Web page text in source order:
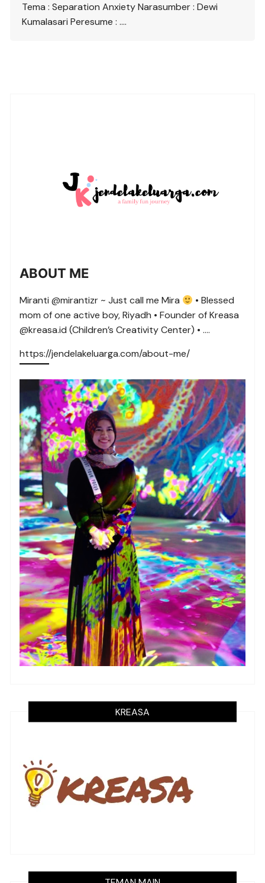
Tema : Separation Anxiety Narasumber : Dewi
Kumalasari Peresume : ….
ABOUT ME
Miranti @mirantizr ~ Just call me Mira
• Blessed
mom of one active boy, Riyadh • Founder of Kreasa
@kreasa.id (Children’s Creativity Center) • ….
https://jendelakeluarga.com/about-me/
KREASA